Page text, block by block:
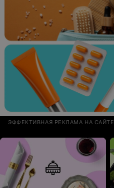
ЭФФЕКТИВНАЯ РЕКЛАМА НА САЙТЕ